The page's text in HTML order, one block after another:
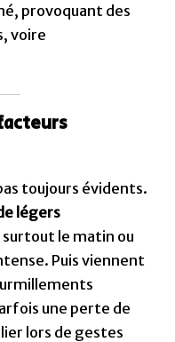
provoquant des
voire
toujours évidents.
légers
surtout le matin ou
Puis viennent
une perte de
lors de gestes